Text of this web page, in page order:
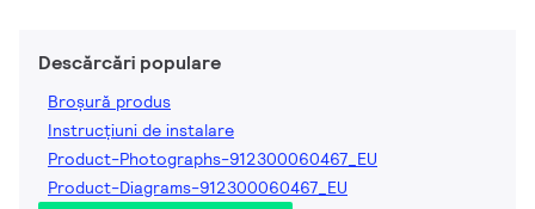
Descărcări populare
Broșură produs
Instrucțiuni de instalare
Product-Photographs-912300060467_EU
Product-Diagrams-912300060467_EU